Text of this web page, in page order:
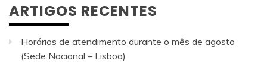
ARTIGOS RECENTES
Horários de atendimento durante o mês de agosto
(Sede Nacional – Lisboa)